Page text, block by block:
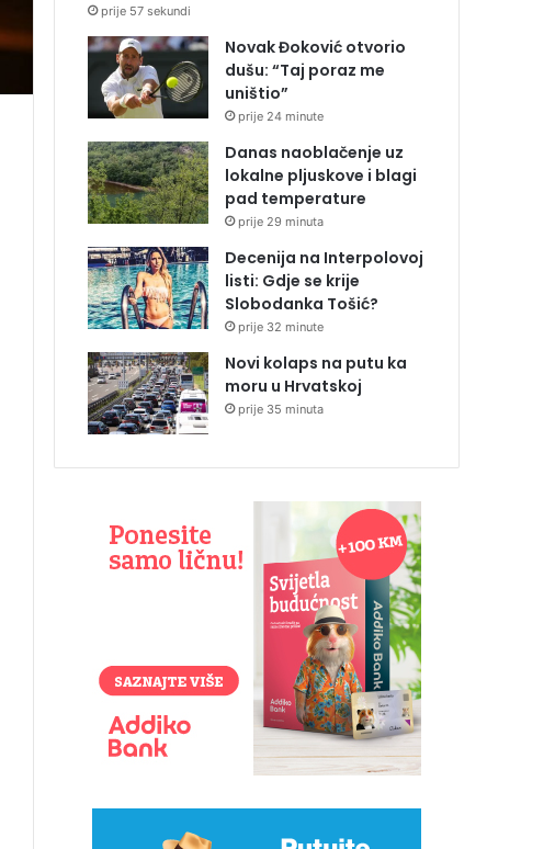
prije 57 sekundi
Novak Đoković otvorio
dušu: “Taj poraz me
uništio”
prije 24 minute
Danas naoblačenje uz
lokalne pljuskove i blagi
pad temperature
prije 29 minuta
Decenija na Interpolovoj
listi: Gdje se krije
Slobodanka Tošić?
prije 32 minute
Novi kolaps na putu ka
moru u Hrvatskoj
prije 35 minuta